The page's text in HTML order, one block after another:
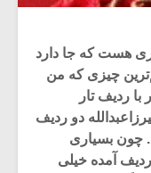
هست که جا دارد
چیزی که من
ردیف تار
دو ردیف
چون بسیاری
آمده خیلی